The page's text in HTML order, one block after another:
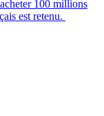
100 millions
est retenu.